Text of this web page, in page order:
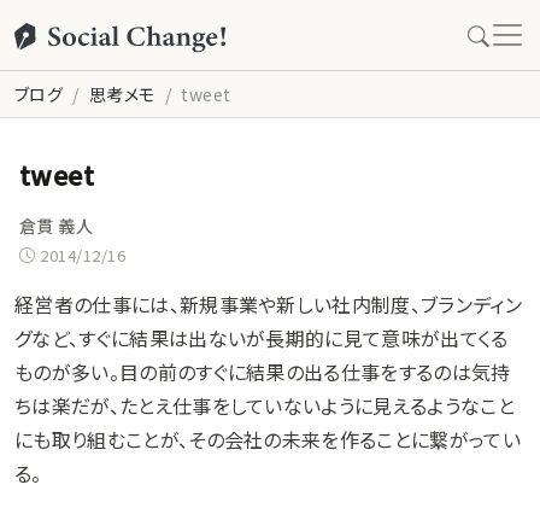
ブログ 思考メモ tweet
tweet
倉貫 義人
2014/12/16
経営者の仕事には、新規事業や新しい社内制度、ブランディン
グなど、すぐに結果は出ないが長期的に見て意味が出てくる
ものが多い。目の前のすぐに結果の出る仕事をするのは気持
ちは楽だが、たとえ仕事をしていないように見えるようなこと
にも取り組むことが、その会社の未来を作ることに繋がってい
る。